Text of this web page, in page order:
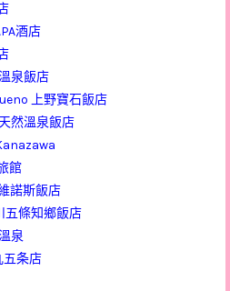
酒店
泉飯店
上野寶石飯店
然溫泉飯店
館
諾斯飯店
五條知鄉飯店
泉
五条店